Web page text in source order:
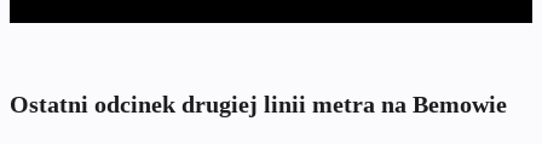
Ostatni odcinek drugiej linii metra na Bemowie